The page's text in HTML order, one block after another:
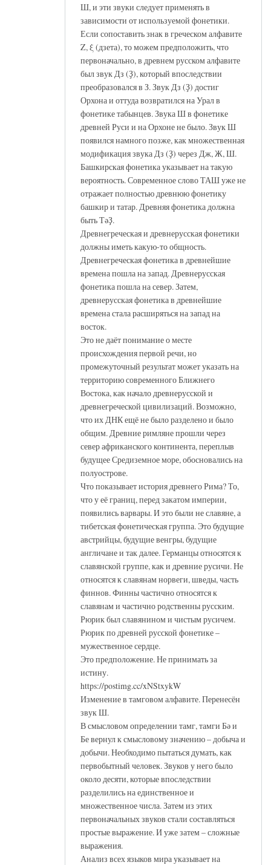
Ш, и эти звуки следует применять в
зависимости от используемой фонетики.
Если сопоставить знак в греческом алфавите
Ζ, ξ (дзета), то можем предположить, что
первоначально, в древнем русском алфавите
был звук Дз (Ҙ), который впоследствии
преобразовался в З. Звук Дз (Ҙ) достиг
Орхона и оттуда возвратился на Урал в
фонетике табынцев. Звука Ш в фонетике
древней Руси и на Орхоне не было. Звук Ш
появился намного позже, как множественная
модификация звука Дз (Ҙ) через Дж, Ж, Ш.
Башкирская фонетика указывает на такую
вероятность. Современное слово ТАШ уже не
отражает полностью древнюю фонетику
башкир и татар. Древняя фонетика должна
быть ТәҘ.
Древнегреческая и древнерусская фонетики
должны иметь какую-то общность.
Древнегреческая фонетика в древнейшие
времена пошла на запад. Древнерусская
фонетика пошла на север. Затем,
древнерусская фонетика в древнейшие
времена стала расширяться на запад на
восток.
Это не даёт понимание о месте
происхождения первой речи, но
промежуточный результат может указать на
территорию современного Ближнего
Востока, как начало древнерусской и
древнегреческой цивилизаций. Возможно,
что их ДНК ещё не было разделено и было
общим. Древние римляне прошли через
север африканского континента, переплыв
будущее Средиземное море, обосновались на
полуострове.
Что показывает история древнего Рима? То,
что у её границ, перед закатом империи,
появились варвары. И это были не славяне, а
тибетская фонетическая группа. Это будущие
австрийцы, будущие венгры, будущие
англичане и так далее. Германцы относятся к
славянской группе, как и древние русичи. Не
относятся к славянам норвеги, шведы, часть
финнов. Финны частично относятся к
славянам и частично родственны русским.
Рюрик был славянином и чистым русичем.
Рюрик по древней русской фонетике –
мужественное сердце.
Это предположение. Не принимать за
истину.
https://postimg.cc/xNStxykW
Изменение в тамговом алфавите. Перенесён
звук Ш.
В смысловом определении тамг, тамги Бә и
Бе вернул к смысловому значению – добыча и
добычи. Необходимо пытаться думать, как
первобытный человек. Звуков у него было
около десяти, которые впоследствии
разделились на единственное и
множественное числа. Затем из этих
первоначальных звуков стали составляться
простые выражение. И уже затем – сложные
выражения.
Анализ всех языков мира указывает на